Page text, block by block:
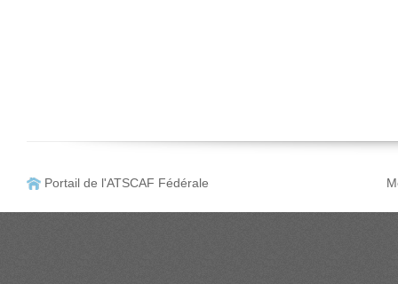
Portail de l'ATSCAF Fédérale